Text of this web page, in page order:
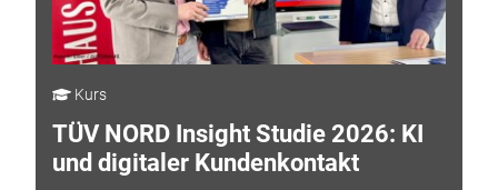
Kurs
TÜV NORD Insight Studie 2026: KI
und digitaler Kundenkontakt